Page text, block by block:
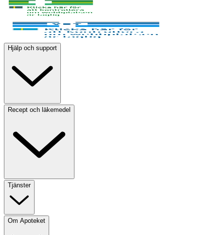
Hjälp och support
Recept och läkemedel
Tjänster
Om Apoteket